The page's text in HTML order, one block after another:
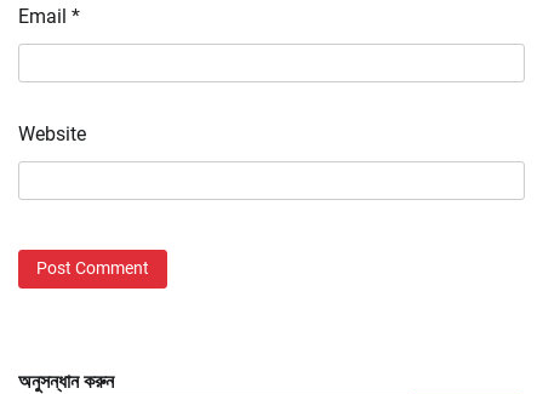
Email *
Website
অনুসন্ধান করুন